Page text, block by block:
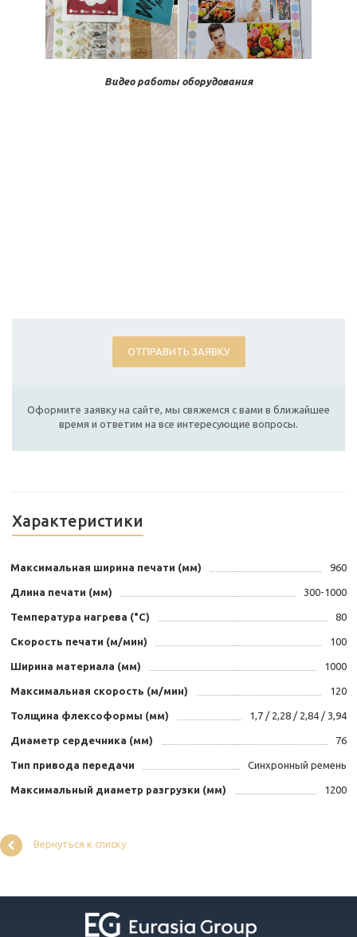
Видео работы оборудования
ОТПРАВИТЬ ЗАЯВКУ
Оформите заявку на сайте, мы свяжемся с вами в ближайшее
время и ответим на все интересующие вопросы.
Характеристики
Максимальная ширина печати (мм) 960
Длина печати (мм) 300-1000
Температура нагрева (°С) 80
Скорость печати (м/мин) 100
Ширина материала (мм) 1000
Максимальная скорость (м/мин) 120
Толщина флексоформы (мм) 1,7 / 2,28 / 2,84 / 3,94
Диаметр сердечника (мм) 76
Тип привода передачи Синхронный ремень
Максимальный диаметр разгрузки (мм) 1200
Вернуться к списку